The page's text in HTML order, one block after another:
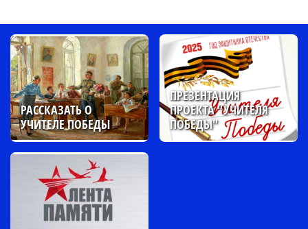
РАССКАЗАТЬ О
УЧИТЕЛЕ ПОБЕДЫ
ПРЕЗЕНТАЦИЯ
ПРОЕКТА "УЧИТЕЛЯ
ПОБЕДЫ"